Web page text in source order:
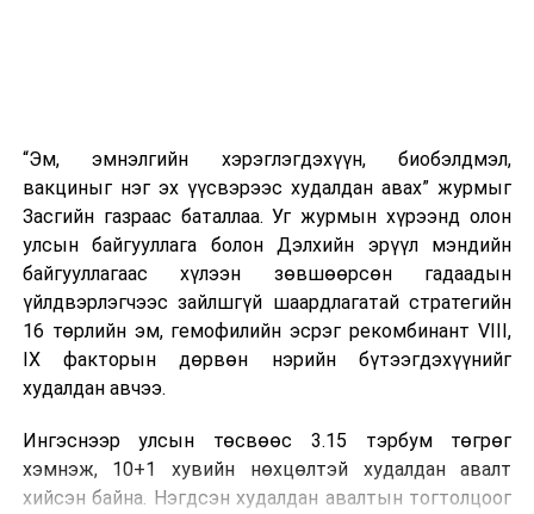
“Эм, эмнэлгийн хэрэглэгдэхүүн, биобэлдмэл,
вакциныг нэг эх үүсвэрээс худалдан авах” журмыг
Засгийн газраас баталлаа. Уг журмын хүрээнд олон
улсын байгууллага болон Дэлхийн эрүүл мэндийн
байгууллагаас хүлээн зөвшөөрсөн гадаадын
үйлдвэрлэгчээс зайлшгүй шаардлагатай стратегийн
16 төрлийн эм, гемофилийн эсрэг рекомбинант VIII,
IX факторын дөрвөн нэрийн бүтээгдэхүүнийг
худалдан авчээ.
Ингэснээр улсын төсвөөс 3.15 тэрбум төгрөг
хэмнэж, 10+1 хувийн нөхцөлтэй худалдан авалт
хийсэн байна. Нэгдсэн худалдан авалтын тогтолцоог